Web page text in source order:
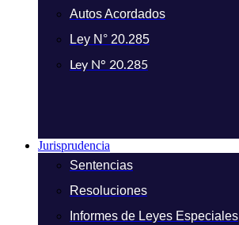
Autos Acordados
Ley N° 20.285
Ley N° 20.285
Jurisprudencia
Sentencias
Resoluciones
Informes de Leyes Especiales